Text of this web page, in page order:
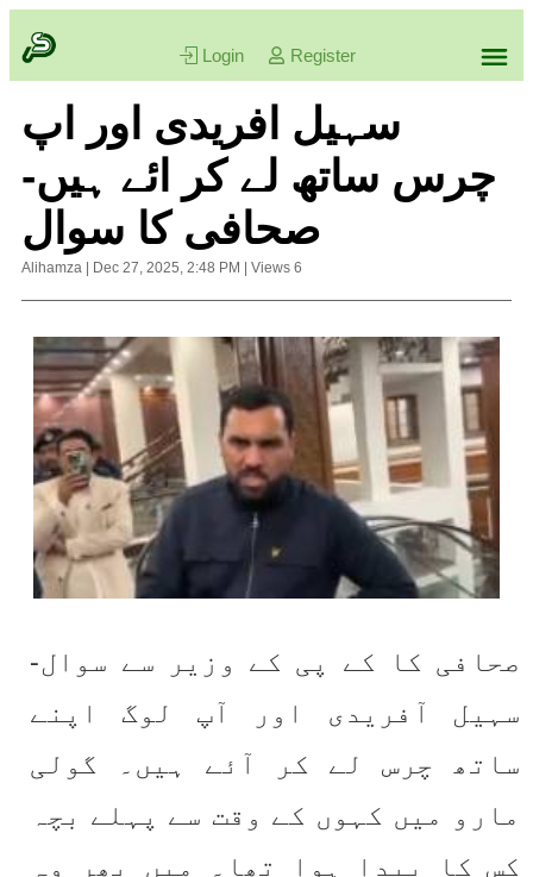
Login Register
سہیل افریدی اور اپ
چرس ساتھ لے کر ائے ہیں-
صحافی کا سوال
Alihamza Dec 27, 2025, 2:48 PM Views 6